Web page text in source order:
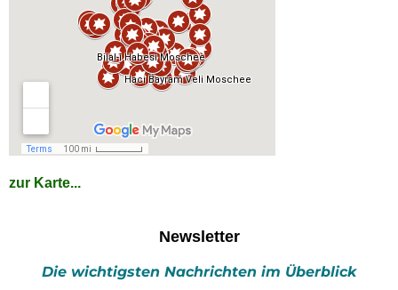
zur Karte...
Newsletter
Die wichtigsten Nachrichten im Überblick